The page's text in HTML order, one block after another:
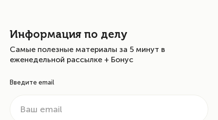
Информация по делу
Самые полезные материалы за 5 минут в
еженедельной рассылке + Бонус
Введите email